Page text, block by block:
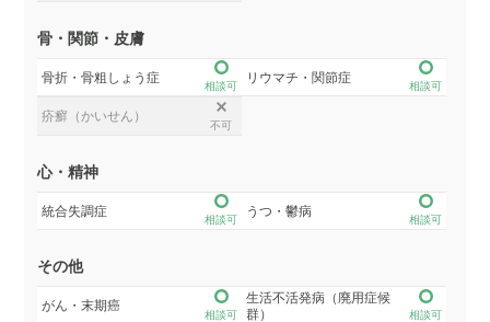
骨・関節・皮膚
骨折・骨粗しょう症
相談可
リウマチ・関節症
相談可
疥癬（かいせん）
不可
心・精神
統合失調症
相談可
うつ・鬱病
相談可
その他
がん・末期癌
相談可
生活不活発病（廃用症候
群）
相談可